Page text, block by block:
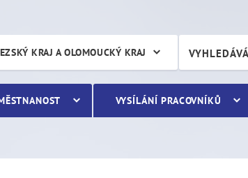
kontrolní akce v
KRAJ A OLOMOUCKÝ KRAJ
VYSÍLÁNÍ PRACOVNÍKŮ